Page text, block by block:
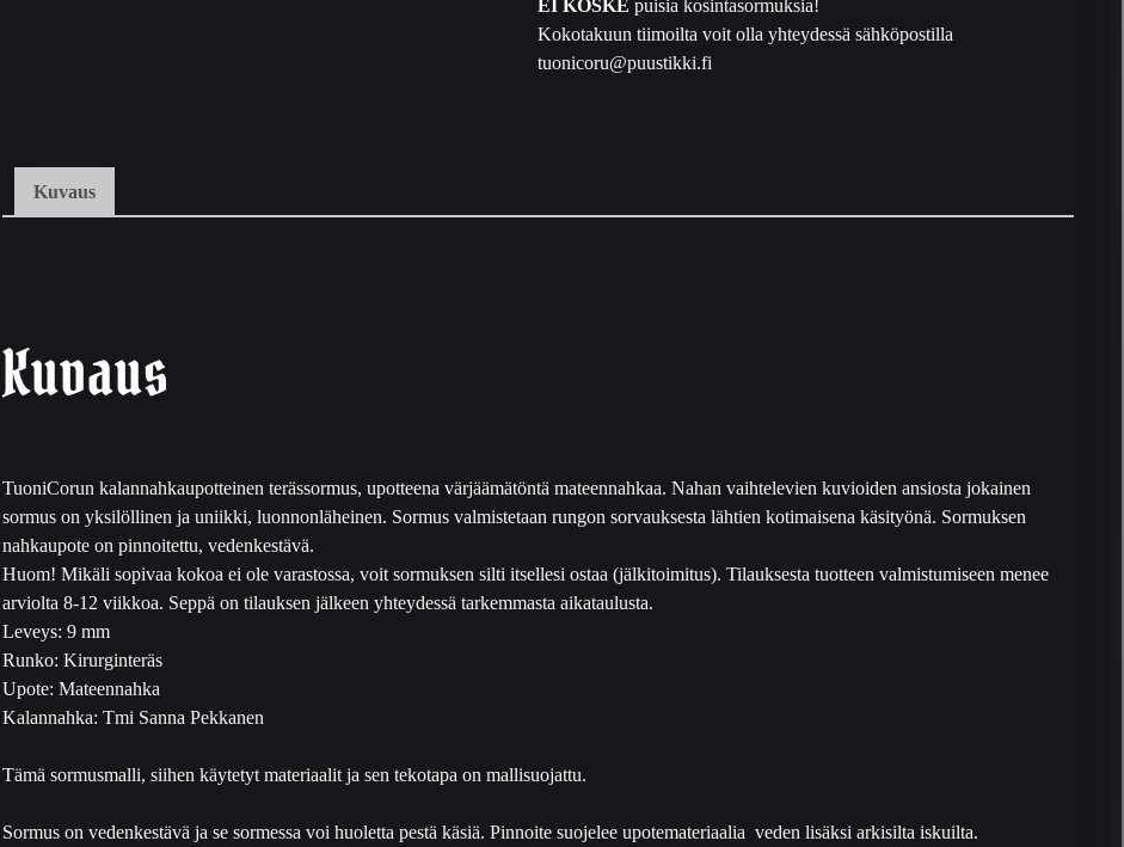
s
o
Kokotakuun tiimoilta voit olla yhteydessä sähköpostilla
tuonicoru@puustikki.fi
Kuvaus
Kuvaus
TuoniCorun kalannahkaupotteinen terässormus, upotteena värjäämätöntä mateennahkaa. Nahan vaihtelevien kuvioiden ansiosta jokainen
sormus on yksilöllinen ja uniikki, luonnonläheinen. Sormus valmistetaan rungon sorvauksesta lähtien kotimaisena käsityönä. Sormuksen
nahkaupote on pinnoitettu, vedenkestävä.
Huom! Mikäli sopivaa kokoa ei ole varastossa, voit sormuksen silti itsellesi ostaa (jälkitoimitus). Tilauksesta tuotteen valmistumiseen menee
arviolta 8-12 viikkoa. Seppä on tilauksen jälkeen yhteydessä tarkemmasta aikataulusta.
Leveys: 9 mm
Runko: Kirurginteräs
Upote: Mateennahka
Kalannahka: Tmi Sanna Pekkanen
Tämä sormusmalli, siihen käytetyt materiaalit ja sen tekotapa on mallisuojattu.
Sormus on vedenkestävä ja se sormessa voi huoletta pestä käsiä. Pinnoite suojelee upotemateriaalia veden lisäksi arkisilta iskuilta.